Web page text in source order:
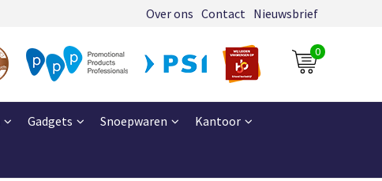
Over ons Contact Nieuwsbrief
0
Gadgets Snoepwaren Kantoor